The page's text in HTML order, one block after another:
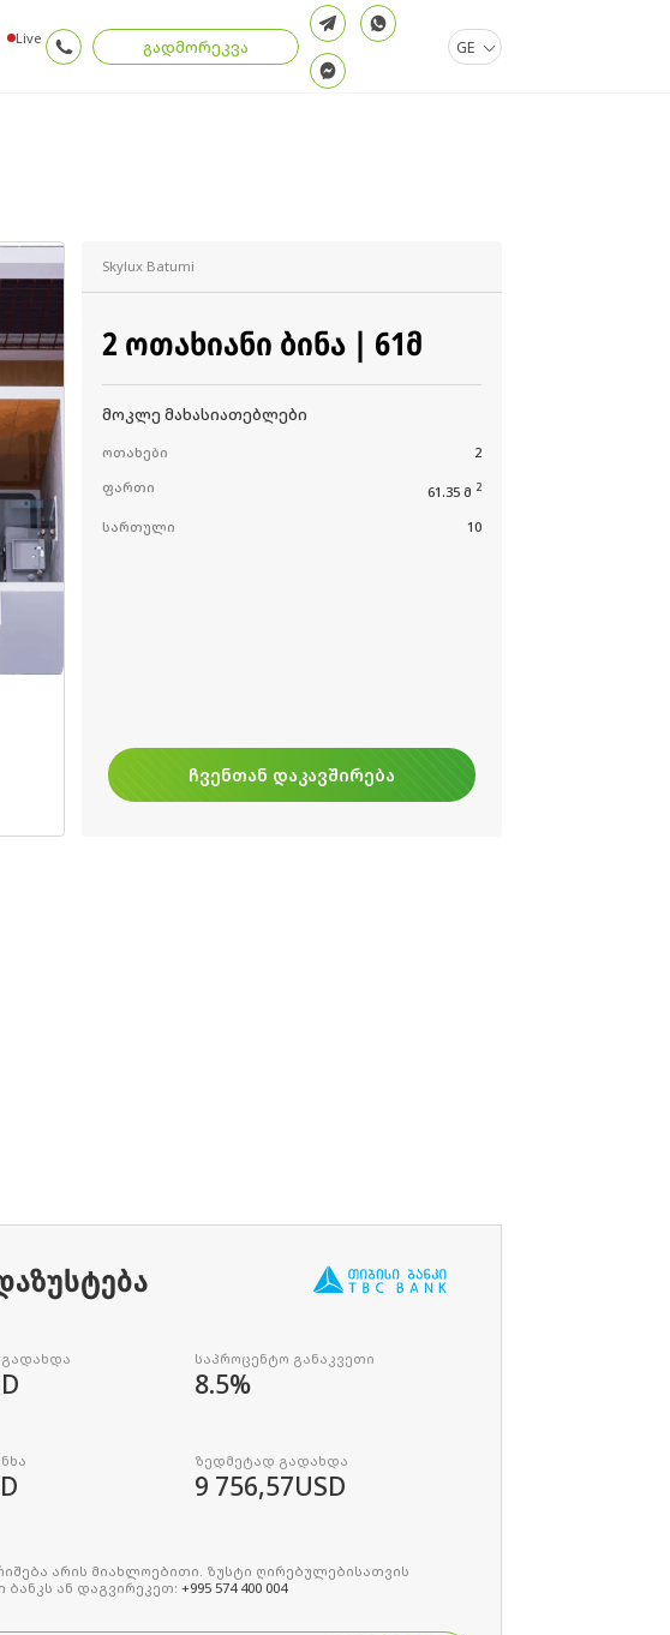
Live გადმორეკვა GE
Skylux Batumi
2 ᲝᲗᲐᲮᲘᲐᲜᲘ ᲑᲘᲜᲐ | 61Მ
მოკლე მახასიათებლები
ოთახები
2
ფართი
61.35 მ 2
სართული 10
ᲩᲕᲔᲜᲗᲐᲜ ᲓᲐᲙᲐᲕᲨᲘᲠᲔᲑᲐ
საპროცენტო განაკვეთი
8.5%
ზედმეტად გადახდა
9 756,57USD
არის მიახლოებითი. ზუსტი ღირებულებისათვის
ან დაგვირეკეთ: +995 574 400 004